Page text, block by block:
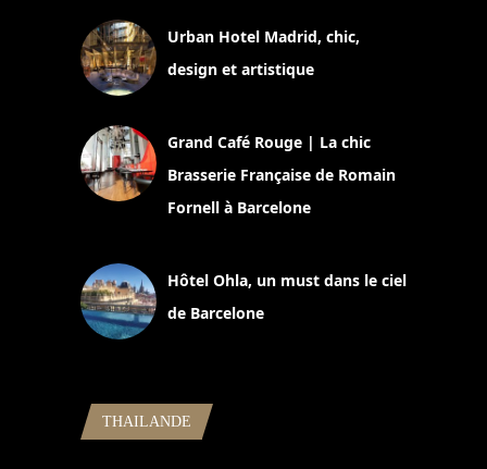
Urban Hotel Madrid, chic,
design et artistique
Grand Café Rouge | La chic
Brasserie Française de Romain
Fornell à Barcelone
Hôtel Ohla, un must dans le ciel
de Barcelone
THAILANDE